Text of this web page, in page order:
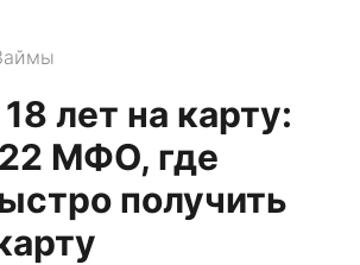
лет на карту:
МФО, где
получить